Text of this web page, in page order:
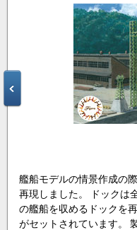
艦船モデルの情景作成の
再現しました。 ドックは
の艦船を収めるドックを
がセットされています。